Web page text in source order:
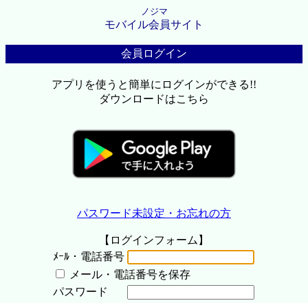
ノジマ
モバイル会員サイト
会員ログイン
アプリを使うと簡単にログインができる!!
ダウンロードはこちら
パスワード未設定・お忘れの方
【ログインフォーム】
ﾒｰﾙ・電話番号
メール・電話番号を保存
パスワード